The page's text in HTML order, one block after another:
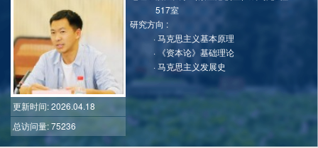
更新时间: 2026.04.18
总访问量: 75236
517室
研究方向 :
·马克思主义基本原理
· 《资本论》基础理论
·马克思主义发展史